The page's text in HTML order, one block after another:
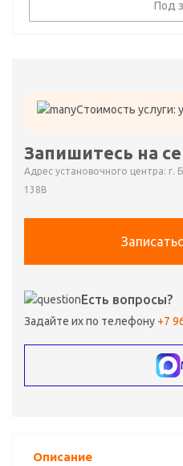
Под
Стоимость услуги:
Запишитесь на
Адрес установочного центра: г.
138В
Есть вопросы?
Задайте их по телефону +7
Описание